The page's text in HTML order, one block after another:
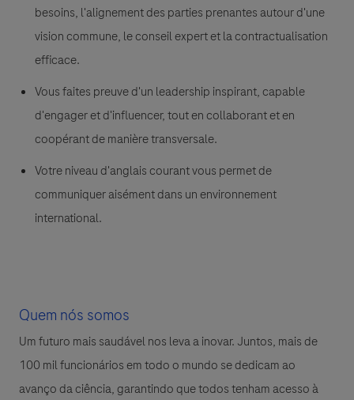
besoins, l'alignement des parties prenantes autour d'une
vision commune, le conseil expert et la contractualisation
efficace.
Vous faites preuve d'un leadership inspirant, capable
d'engager et d'influencer, tout en collaborant et en
coopérant de manière transversale.
Votre niveau d'anglais courant vous permet de
communiquer aisément dans un environnement
international.
Quem nós somos
Um futuro mais saudável nos leva a inovar. Juntos, mais de
100 mil funcionários em todo o mundo se dedicam ao
avanço da ciência, garantindo que todos tenham acesso à